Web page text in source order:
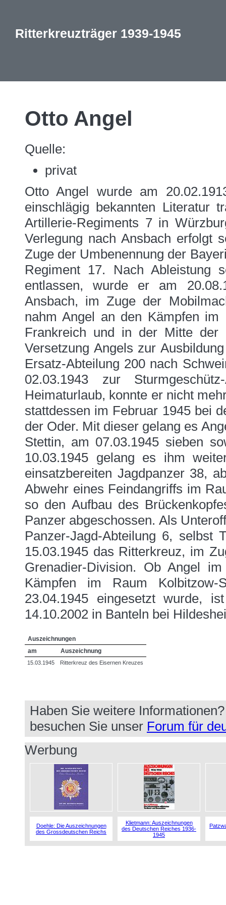
Ritterkreuzträger 1939-1945
Otto Angel
Quelle:
privat
Otto Angel wurde am
einschlägig bekannten Literatur
Artillerie-Regiments 7 in
Verlegung nach Ansbach erfolgt
Zuge der Umbenennung der
Regiment 17. Nach Ableistung
entlassen, wurde er am
Ansbach, im Zuge der
nahm Angel an den Kämpfen
Frankreich und in der Mitte der
Versetzung Angels zur
Ersatz-Abteilung 200 nach
02.03.1943 zur
Heimaturlaub, konnte er nicht
stattdessen im Februar 1945 bei
der Oder. Mit dieser gelang es
Stettin, am 07.03.1945 sieben
10.03.1945 gelang es ihm
einsatzbereiten Jagdpanzer 38,
Abwehr eines Feindangriffs im
so den Aufbau des
Panzer abgeschossen. Als
Panzer-Jagd-Abteilung 6,
15.03.1945 das Ritterkreuz, im
Grenadier-Division. Ob Angel
Kämpfen im Raum
23.04.1945 eingesetzt wurde,
14.10.2002 in Banteln bei
Auszeichnungen
am
Auszeichnung
15.03.1945 Ritterkreuz des Eisernen Kreuzes
Haben Sie weitere
besuchen Sie unser Forum für
Werbung
Doehle: Die Auszeichnungen
des Grossdeutschen Reichs
Klietmann: Auszeichnungen
des Deutschen Reiches 1936-
1945